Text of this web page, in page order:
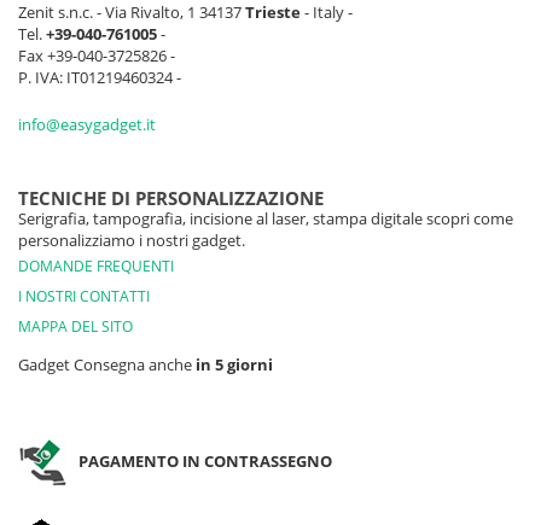
Zenit s.n.c. - Via Rivalto, 1 34137Trieste- Italy -
Tel.+39-040-761005-
Fax +39-040-3725826 -
P. IVA: IT01219460324 -
info@easygadget.it
TECNICHE DI PERSONALIZZAZIONE
Serigrafia, tampografia, incisione al laser, stampa digitale scopri come
personalizziamo i nostri gadget.
DOMANDE FREQUENTI
I NOSTRI CONTATTI
MAPPA DEL SITO
Gadget Consegna anche in 5 giorni
PAGAMENTO IN CONTRASSEGNO